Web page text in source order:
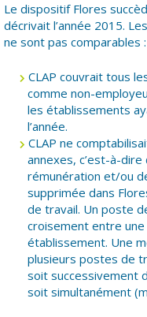
Le dispositif Flores
décrivait l’année 2015.
ne sont pas comparables :
CLAP couvrait tous
comme non-
les établissements
l’année.
CLAP ne
annexes, c’est-à-
rémunération et/ou
supprimée dans
de travail. Un poste
croisement entre
établissement. Une
plusieurs postes de
soit successivement
soit simultanément